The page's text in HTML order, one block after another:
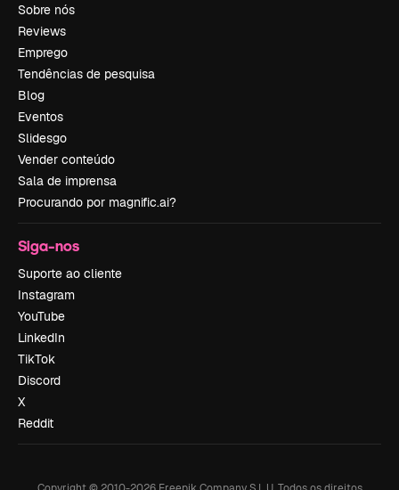
Sobre nós
Reviews
Emprego
Tendências de pesquisa
Blog
Eventos
Slidesgo
Vender conteúdo
Sala de imprensa
Procurando por magnific.ai?
Siga-nos
Suporte ao cliente
Instagram
YouTube
LinkedIn
TikTok
Discord
X
Reddit